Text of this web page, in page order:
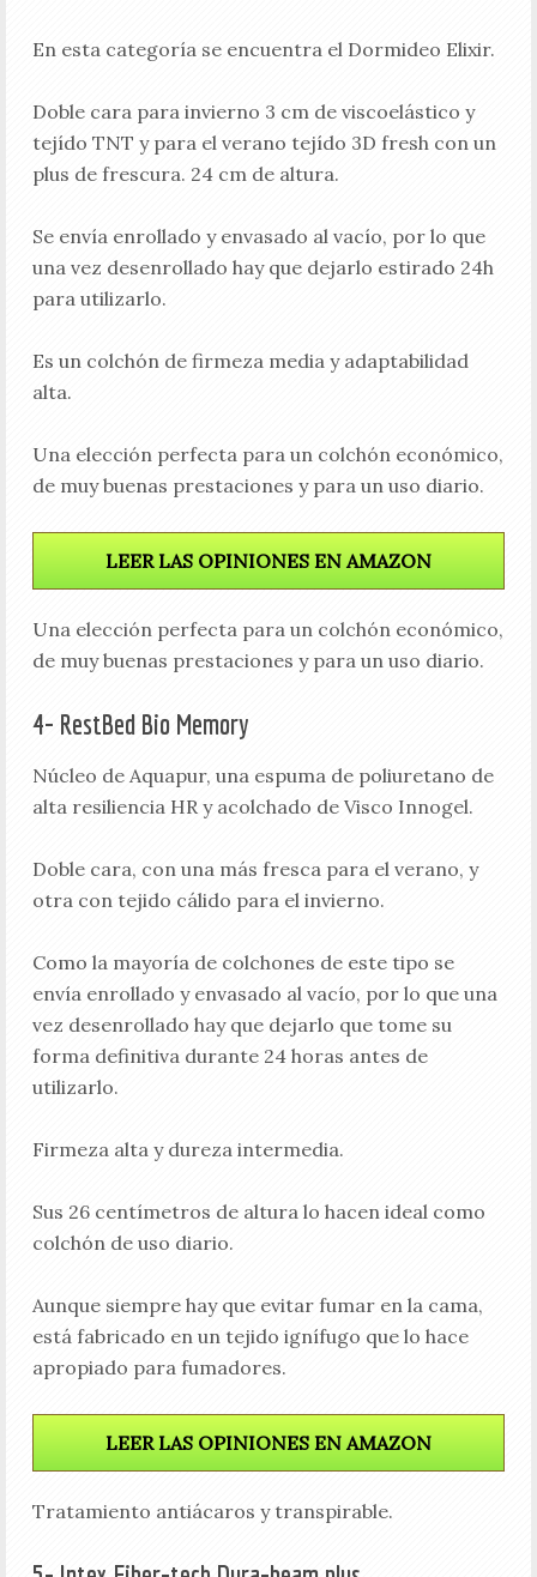
En esta categoría se encuentra el Dormideo Elixir.
Doble cara para invierno 3 cm de viscoelástico y
tejído TNT y para el verano tejído 3D fresh con un
plus de frescura. 24 cm de altura.
Se envía enrollado y envasado al vacío, por lo que
una vez desenrollado hay que dejarlo estirado 24h
para utilizarlo.
Es un colchón de firmeza media y adaptabilidad
alta.
Una elección perfecta para un colchón económico,
de muy buenas prestaciones y para un uso diario.
LEER LAS OPINIONES EN AMAZON
Una elección perfecta para un colchón económico,
de muy buenas prestaciones y para un uso diario.
4- RestBed Bio Memory
Núcleo de Aquapur, una espuma de poliuretano de
alta resiliencia HR y acolchado de Visco Innogel.
Doble cara, con una más fresca para el verano, y
otra con tejido cálido para el invierno.
Como la mayoría de colchones de este tipo se
envía enrollado y envasado al vacío, por lo que una
vez desenrollado hay que dejarlo que tome su
forma definitiva durante 24 horas antes de
utilizarlo.
Firmeza alta y dureza intermedia.
Sus 26 centímetros de altura lo hacen ideal como
colchón de uso diario.
Aunque siempre hay que evitar fumar en la cama,
está fabricado en un tejido ignífugo que lo hace
apropiado para fumadores.
LEER LAS OPINIONES EN AMAZON
Tratamiento antiácaros y transpirable.